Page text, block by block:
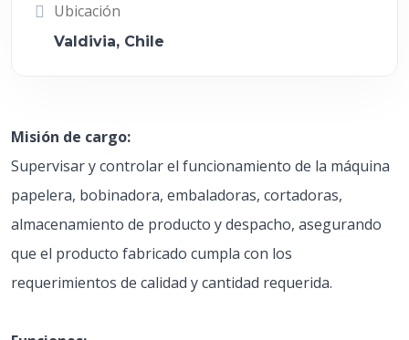
Ubicación
Valdivia, Chile
Misión de cargo:
Supervisar y controlar el funcionamiento de la máquina
papelera, bobinadora, embaladoras, cortadoras,
almacenamiento de producto y despacho, asegurando
que el producto fabricado cumpla con los
requerimientos de calidad y cantidad requerida.